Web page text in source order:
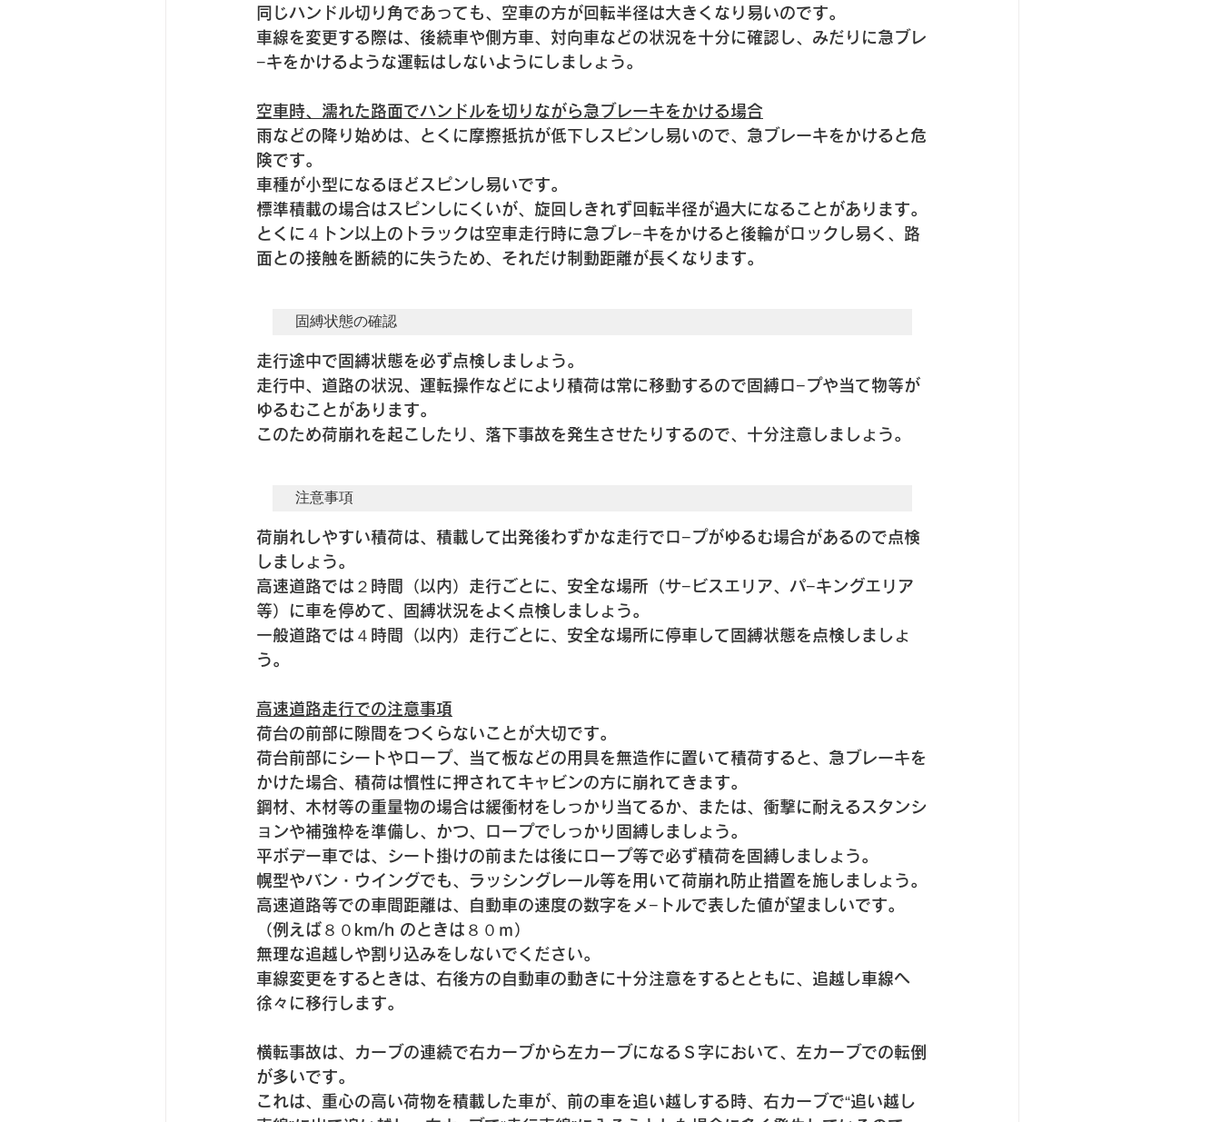
同じハンドル切り角であっても、空車の方が回転半径は大きくなり易いのです。
車線を変更する際は、後続車や側方車、対向車などの状況を十分に確認し、みだりに急ブレ
−キをかけるような運転はしないようにしましょう。
空車時、濡れた路面でハンドルを切りながら急ブレーキをかける場合
雨などの降り始めは、とくに摩擦抵抗が低下しスピンし易いので、急ブレーキをかけると危
険です。
車種が小型になるほどスピンし易いです。
標準積載の場合はスピンしにくいが、旋回しきれず回転半径が過大になることがあります。
とくに４トン以上のトラックは空車走行時に急ブレ−キをかけると後輪がロックし易く、路
面との接触を断続的に失うため、それだけ制動距離が長くなります。
固縛状態の確認
走行途中で固縛状態を必ず点検しましょう。
走行中、道路の状況、運転操作などにより積荷は常に移動するので固縛ロ−プや当て物等が
ゆるむことがあります。
このため荷崩れを起こしたり、落下事故を発生させたりするので、十分注意しましょう。
注意事項
荷崩れしやすい積荷は、積載して出発後わずかな走行でロ−プがゆるむ場合があるので点検
しましょう。
高速道路では２時間（以内）走行ごとに、安全な場所（サ−ビスエリア、パ−キングエリア
等）に車を停めて、固縛状況をよく点検しましょう。
一般道路では４時間（以内）走行ごとに、安全な場所に停車して固縛状態を点検しましょ
う。
高速道路走行での注意事項
荷台の前部に隙間をつくらないことが大切です。
荷台前部にシートやロープ、当て板などの用具を無造作に置いて積荷すると、急ブレーキを
かけた場合、積荷は慣性に押されてキャビンの方に崩れてきます。
鋼材、木材等の重量物の場合は緩衝材をしっかり当てるか、または、衝撃に耐えるスタンシ
ョンや補強枠を準備し、かつ、ロープでしっかり固縛しましょう。
平ボデー車では、シート掛けの前または後にロープ等で必ず積荷を固縛しましょう。
幌型やバン・ウイングでも、ラッシングレール等を用いて荷崩れ防止措置を施しましょう。
高速道路等での車間距離は、自動車の速度の数字をメ−トルで表した値が望ましいです。
（例えば８０km/h のときは８０ｍ）
無理な追越しや割り込みをしないでください。
車線変更をするときは、右後方の自動車の動きに十分注意をするとともに、追越し車線へ
徐々に移行します。
横転事故は、カーブの連続で右カーブから左カーブになるＳ字において、左カーブでの転倒
が多いです。
これは、重心の高い荷物を積載した車が、前の車を追い越しする時、右カーブで“追い越し